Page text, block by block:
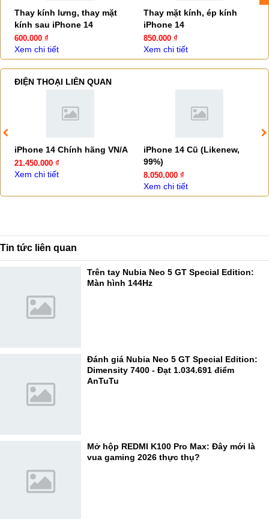
Thay kính lưng, thay mặt
kính sau iPhone 14
600.000 ₫
Xem chi tiết
Thay mặt kính, ép kính
iPhone 14
850.000 ₫
Xem chi tiết
ĐIỆN THOẠI LIÊN QUAN
iPhone 14 Chính hãng VN/A
21.450.000 ₫
Xem chi tiết
iPhone 14 Cũ (Likenew,
99%)
8.050.000 ₫
Xem chi tiết
Tin tức liên quan
Trên tay Nubia Neo 5 GT Special Edition:
Màn hình 144Hz
Đánh giá Nubia Neo 5 GT Special Edition:
Dimensity 7400 - Đạt 1.034.691 điểm
AnTuTu
Mở hộp REDMI K100 Pro Max: Đây mới là
vua gaming 2026 thực thụ?